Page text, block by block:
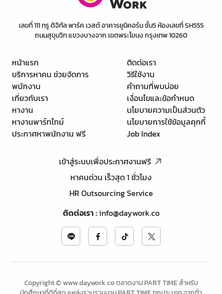
เลขที่ 111 ทรู ดิจิทัล พาร์ค เวสต์ อาคารยูนิคอร์น ชั้น5 ห้องเลขที่ SH555
ถนนสุขุมวิท แขวงบางจาก เขตพระโขนง กรุงเทพ 10260
หน้าแรก
บริการหาคน ช่วยจัดการ
พนักงาน
เกี่ยวกับเรา
หางาน
หางานพาร์ทไทม์
ประกาศหาพนักงาน ฟรี
ติดต่อเรา
วิธีใช้งาน
คำถามที่พบบ่อย
เงื่อนไขและข้อกำหนด
นโยบายความเป็นส่วนตัว
นโยบายการใช้ข้อมูลคุกกี้
Job Index
เข้าสู่ระบบเพื่อประกาศงานฟรี
หาคนด่วน เร็วสุด 1 ชั่วโมง
HR Outsourcing Service
ติดต่อเรา:info@daywork.co
Copyright © www.daywork.co ตลาดงาน PART TIME สำหรับ